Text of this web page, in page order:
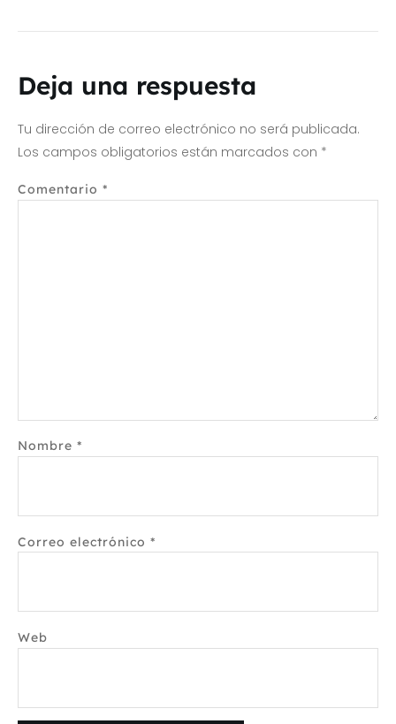
Deja una respuesta
Tu dirección de correo electrónico no será publicada.
Los campos obligatorios están marcados con *
Comentario *
Nombre *
Correo electrónico *
Web